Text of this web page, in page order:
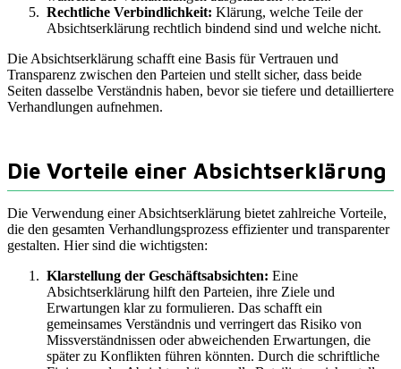
Rechtliche Verbindlichkeit: Klärung, welche Teile der
Absichtserklärung rechtlich bindend sind und welche nicht.
Die Absichtserklärung schafft eine Basis für Vertrauen und
Transparenz zwischen den Parteien und stellt sicher, dass beide
Seiten dasselbe Verständnis haben, bevor sie tiefere und detailliertere
Verhandlungen aufnehmen.
Die Vorteile einer Absichtserklärung
Die Verwendung einer Absichtserklärung bietet zahlreiche Vorteile,
die den gesamten Verhandlungsprozess effizienter und transparenter
gestalten. Hier sind die wichtigsten:
Klarstellung der Geschäftsabsichten: Eine
Absichtserklärung hilft den Parteien, ihre Ziele und
Erwartungen klar zu formulieren. Das schafft ein
gemeinsames Verständnis und verringert das Risiko von
Missverständnissen oder abweichenden Erwartungen, die
später zu Konflikten führen könnten. Durch die schriftliche